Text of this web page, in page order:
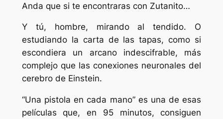
Anda que si te encontraras con Zutanito…
Y tú, hombre, mirando al tendido. O
estudiando la carta de las tapas, como si
escondiera un arcano indescifrable, más
complejo que las conexiones neuronales del
cerebro de Einstein.
“Una pistola en cada mano” es una de esas
películas que, en 95 minutos, consiguen